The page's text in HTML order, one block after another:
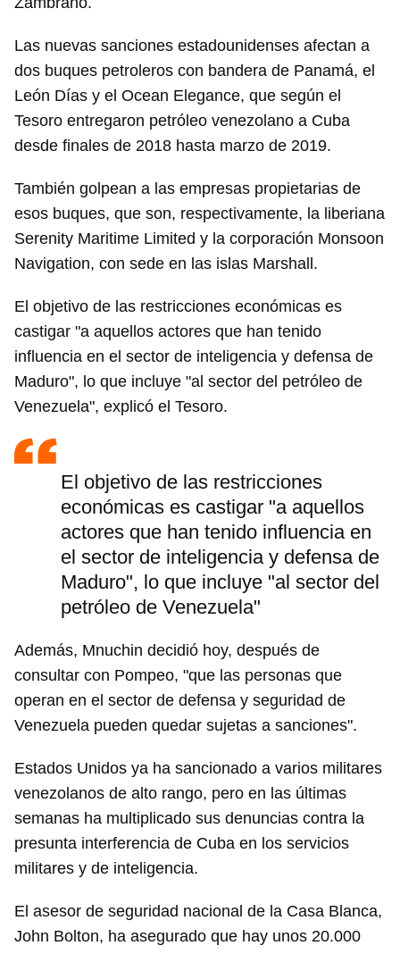
Guardar como favorito
Para poder guardar como favorito, primero has de
iniciar sesión con tu cuenta de 14ymedio.
INICIAR SESIÓN CANCELAR
Las nuevas sanciones estadounidenses afectan a
dos buques petroleros con bandera de Panamá, el
León Días y el Ocean Elegance, que según el
Tesoro entregaron petróleo venezolano a Cuba
desde finales de 2018 hasta marzo de 2019.
También golpean a las empresas propietarias de
esos buques, que son, respectivamente, la liberiana
Serenity Maritime Limited y la corporación Monsoon
Navigation, con sede en las islas Marshall.
El objetivo de las restricciones económicas es
castigar "a aquellos actores que han tenido
influencia en el sector de inteligencia y defensa de
Maduro", lo que incluye "al sector del petróleo de
Venezuela", explicó el Tesoro.
El objetivo de las restricciones
económicas es castigar "a aquellos
actores que han tenido influencia en
el sector de inteligencia y defensa de
Maduro", lo que incluye "al sector del
petróleo de Venezuela"
Además, Mnuchin decidió hoy, después de
consultar con Pompeo, "que las personas que
operan en el sector de defensa y seguridad de
Venezuela pueden quedar sujetas a sanciones".
Estados Unidos ya ha sancionado a varios militares
venezolanos de alto rango, pero en las últimas
semanas ha multiplicado sus denuncias contra la
presunta interferencia de Cuba en los servicios
militares y de inteligencia.
El asesor de seguridad nacional de la Casa Blanca,
John Bolton, ha asegurado que hay unos 20.000